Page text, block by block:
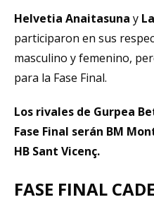
Helvetia Anaitasuna y
participaron en sus
masculino y femenino,
para la Fase Final.
Los rivales de Gurpea
Fase Final serán BM
HB Sant Vicenç.
FASE FINAL